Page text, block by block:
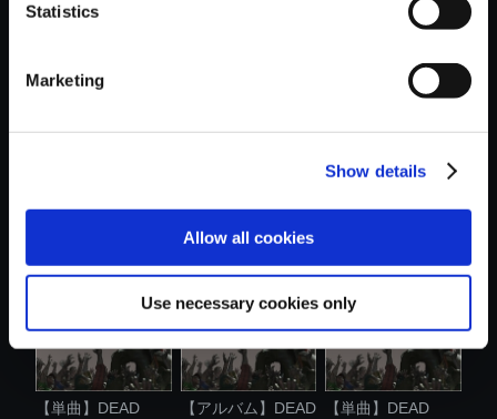
Statistics
Marketing
Show details
Allow all cookies
Use necessary cookies only
おすすめ商品
RISING Deluxe R... RISING Deluxe R... RISING Deluxe R...
【単曲】DEAD
【アルバム】DEAD
【単曲】DEAD